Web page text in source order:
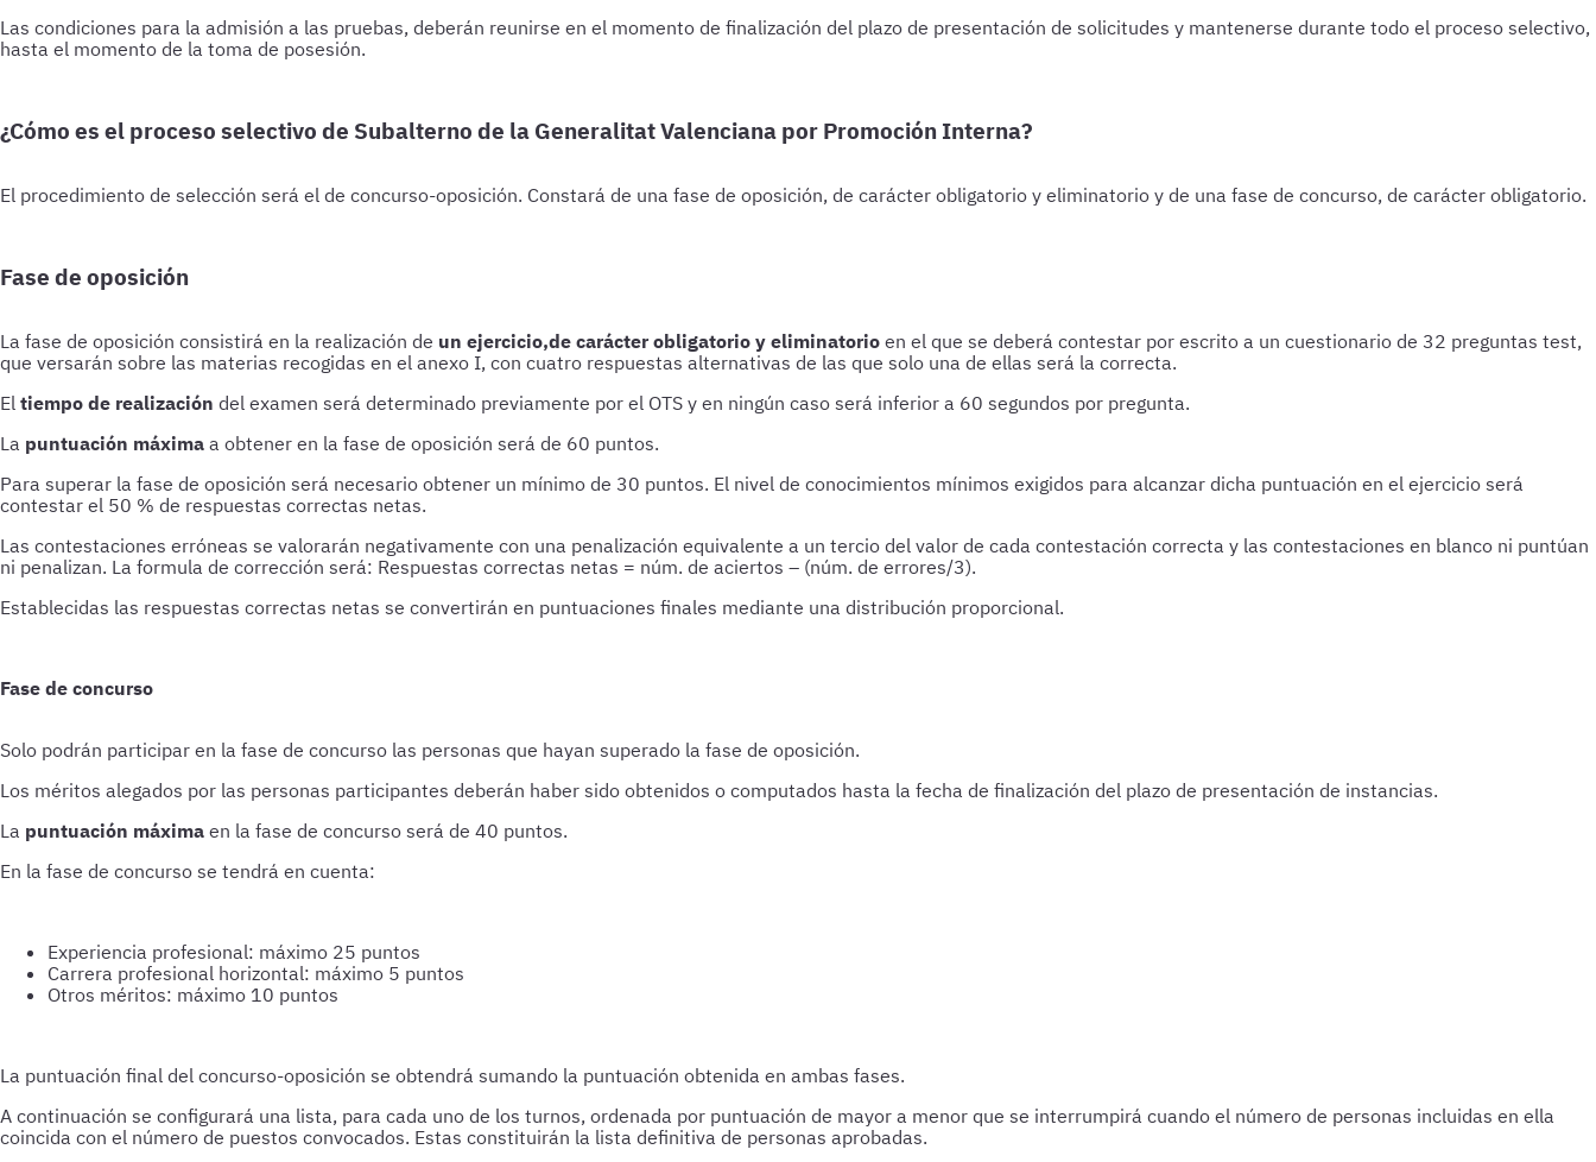
Las condiciones para la admisión a las pruebas, deberán reunirse en el momento de finalización del plazo de presentación de solicitudes y mantenerse durante todo el proceso selectivo,
hasta el momento de la toma de posesión.
¿Cómo es el proceso selectivo de Subalterno de la Generalitat Valenciana por Promoción Interna?
El procedimiento de selección será el de concurso-oposición. Constará de una fase de oposición, de carácter obligatorio y eliminatorio y de una fase de concurso, de carácter obligatorio.
Fase de oposición
La fase de oposición consistirá en la realización de un ejercicio,de carácter obligatorio y eliminatorio en el que se deberá contestar por escrito a un cuestionario de 32 preguntas test,
que versarán sobre las materias recogidas en el anexo I, con cuatro respuestas alternativas de las que solo una de ellas será la correcta.
El tiempo de realización del examen será determinado previamente por el OTS y en ningún caso será inferior a 60 segundos por pregunta.
La puntuación máxima a obtener en la fase de oposición será de 60 puntos.
Para superar la fase de oposición será necesario obtener un mínimo de 30 puntos. El nivel de conocimientos mínimos exigidos para alcanzar dicha puntuación en el ejercicio será
contestar el 50 % de respuestas correctas netas.
Las contestaciones erróneas se valorarán negativamente con una penalización equivalente a un tercio del valor de cada contestación correcta y las contestaciones en blanco ni puntúan
ni penalizan. La formula de corrección será: Respuestas correctas netas = núm. de aciertos – (núm. de errores/3).
Establecidas las respuestas correctas netas se convertirán en puntuaciones finales mediante una distribución proporcional.
Fase de concurso
Solo podrán participar en la fase de concurso las personas que hayan superado la fase de oposición.
Los méritos alegados por las personas participantes deberán haber sido obtenidos o computados hasta la fecha de finalización del plazo de presentación de instancias.
La puntuación máxima en la fase de concurso será de 40 puntos.
En la fase de concurso se tendrá en cuenta:
Experiencia profesional: máximo 25 puntos
Carrera profesional horizontal: máximo 5 puntos
Otros méritos: máximo 10 puntos
La puntuación final del concurso-oposición se obtendrá sumando la puntuación obtenida en ambas fases.
A continuación se configurará una lista, para cada uno de los turnos, ordenada por puntuación de mayor a menor que se interrumpirá cuando el número de personas incluidas en ella
coincida con el número de puestos convocados. Estas constituirán la lista definitiva de personas aprobadas.